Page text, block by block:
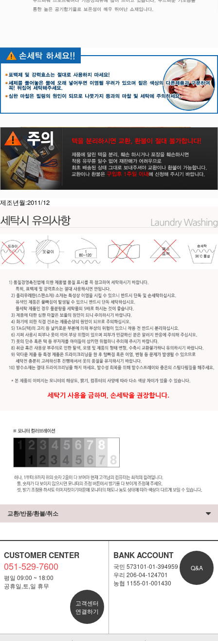
제조년월:2011/12
교환/반품/환불/취소
CUSTOMER CENTER
051-529-7600
평일 09:00 ~ 18:00
공휴일,토,일 휴무
고객센터
연결하기
BANK ACCOUNT
국민 573101-01-394959
우리 206-04-124701
농협 1155-01-001430
Q&A